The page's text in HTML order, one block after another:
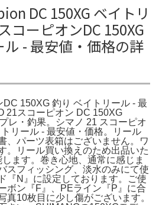
DC 150XG ベイトリ
コーピオンDC 150XG
- 最安値・価格の詳
150XG 釣り ベイトリール - 最
21スコーピオン DC 150XG
レ・釣果。シマノ 21 スコーピオ
リール - 最安値・価格。リール
、パーツ表箱はございません。ワ
。リール買い換えのため出品いた
ます。巻き心地、通常に感じま
スフィッシング、淡水のみにて使
『N』に設定しております。ご使
ボン『F』、PEライン『P』に合
真10枚目に少し傷がございます。